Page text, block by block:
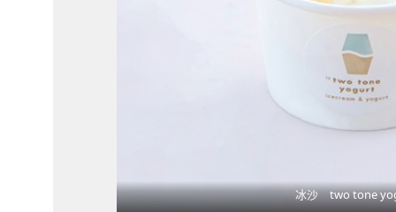
冰沙 two tone